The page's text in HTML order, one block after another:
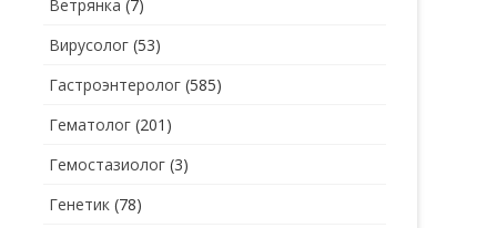
ЭНДОКРИНОЛОГ
Ветрянка (7)
Вирусолог (53)
Гастроэнтеролог (585)
Гематолог (201)
Гемостазиолог (3)
Генетик (78)